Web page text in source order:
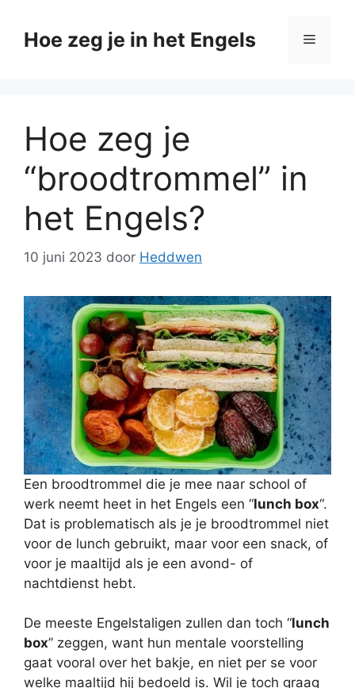
naarHoe zeg je in het Engels Menu
Hoe zeg je
“broodtrommel” in
het Engels?
10 juni 2023 door Heddwen
Een broodtrommel die je mee naar school of
werk neemt heet in het Engels een “lunch box“.
Dat is problematisch als je je broodtrommel niet
voor de lunch gebruikt, maar voor een snack, of
voor je maaltijd als je een avond- of
nachtdienst hebt.
De meeste Engelstaligen zullen dan toch “lunch
box” zeggen, want hun mentale voorstelling
gaat vooral over het bakje, en niet per se voor
welke maaltijd hij bedoeld is. Wil je toch graag